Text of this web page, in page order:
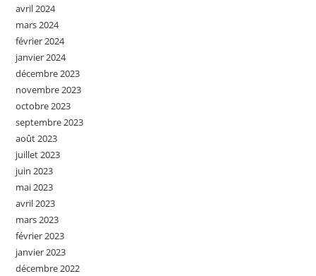
avril 2024
mars 2024
février 2024
janvier 2024
décembre 2023
novembre 2023
octobre 2023
septembre 2023
août 2023
juillet 2023
juin 2023
mai 2023
avril 2023
mars 2023
février 2023
janvier 2023
décembre 2022